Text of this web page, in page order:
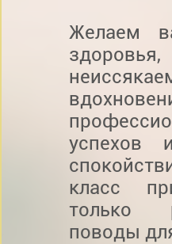
Желаем
здоровья,
успехов
класс
только
поводы